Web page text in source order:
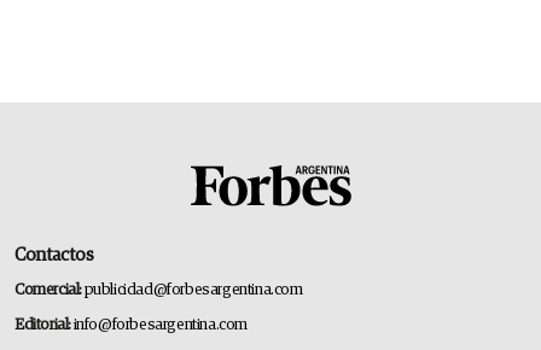
Contactos
Comercial:publicidad@forbesargentina.com
Editorial:info@forbesargentina.com